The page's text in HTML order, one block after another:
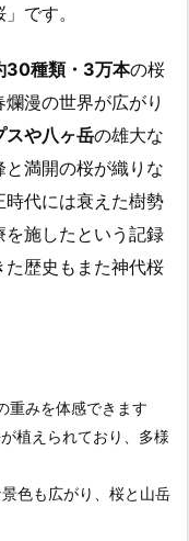
です。
30種類・3万本の桜
漫の世界が広がり
スや八ヶ岳の雄大な
満開の桜が織りな
代には衰えた樹勢
を施したという記録
た歴史もまた神代桜
重みを体感できます
植えられており、多様
色も広がり、桜と山岳